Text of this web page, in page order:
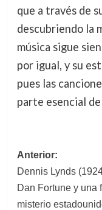
que a través de
descubriendo la
música sigue
por igual, y su
pues las
parte esencial
de
entradas
Anterior:
Dennis Lynds
Dan Fortune y una
misterio